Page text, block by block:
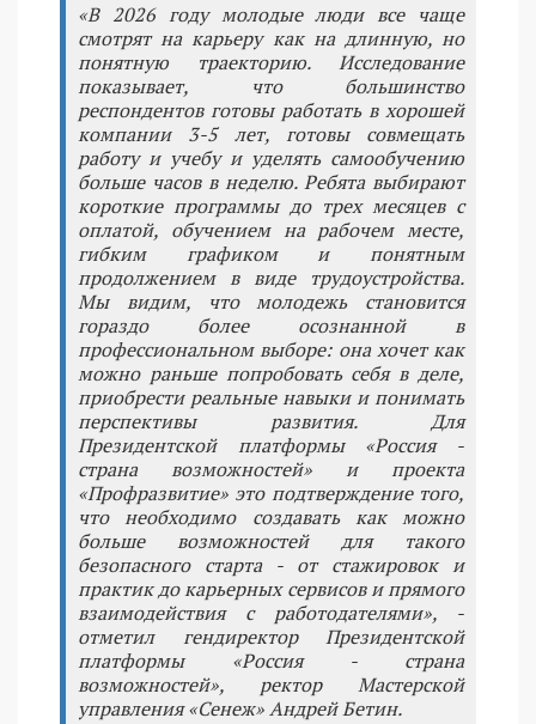
«В 2026 году молодые люди все чаще
смотрят на карьеру как на длинную, но
понятную траекторию. Исследование
показывает, что большинство
респондентов готовы работать в хорошей
компании 3-5 лет, готовы совмещать
работу и учебу и уделять самообучению
больше часов в неделю. Ребята выбирают
короткие программы до трех месяцев с
оплатой, обучением на рабочем месте,
гибким графиком и понятным
продолжением в виде трудоустройства.
Мы видим, что молодежь становится
гораздо более осознанной в
профессиональном выборе: она хочет как
можно раньше попробовать себя в деле,
приобрести реальные навыки и понимать
перспективы развития. Для
Президентской платформы «Россия -
страна возможностей» и проекта
«Профразвитие» это подтверждение того,
что необходимо создавать как можно
больше возможностей для такого
безопасного старта - от стажировок и
практик до карьерных сервисов и прямого
взаимодействия с работодателями», -
отметил гендиректор Президентской
платформы «Россия - страна
возможностей», ректор Мастерской
управления «Сенеж» Андрей Бетин.